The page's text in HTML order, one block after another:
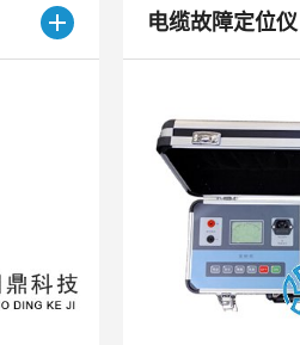
电缆故障定位仪